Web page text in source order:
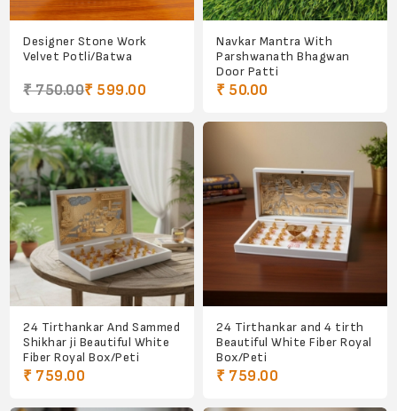
Designer Stone Work
Velvet Potli/Batwa
₹ 750.00₹ 599.00
Navkar Mantra With
Parshwanath Bhagwan
Door Patti
₹ 50.00
24 Tirthankar And Sammed
Shikhar ji Beautiful White
Fiber Royal Box/Peti
₹ 759.00
24 Tirthankar and 4 tirth
Beautiful White Fiber Royal
Box/Peti
₹ 759.00